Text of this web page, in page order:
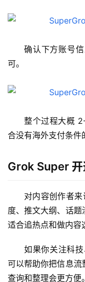
a
c
数
管
理
确认下方账号
可。
整个过程大概
合没有海外支付条件
Grok Super
对内容创作者
度、推文大纲、话题
适合追热点和做内容
如果你关注科
可以帮助你把信息
查询和整理会更方便。